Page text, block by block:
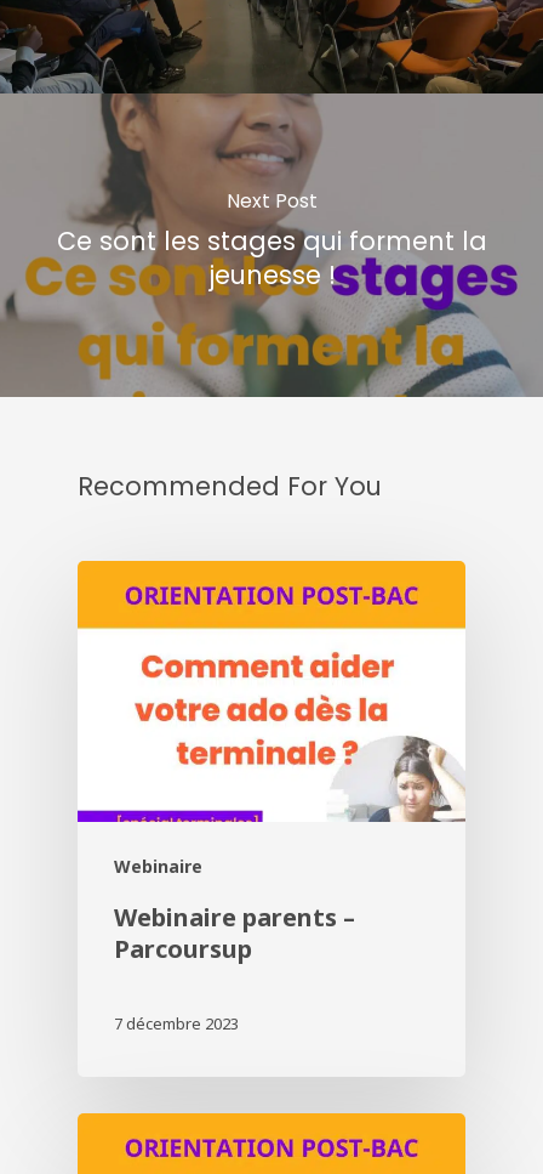
Next Post
Ce sont les stages qui forment la
jeunesse !
Recommended For You
Webinaire
Webinaire parents –
Parcoursup
7 décembre 2023